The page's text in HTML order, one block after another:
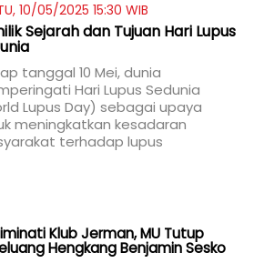
10/05/2025 15:30 WIB
Sejarah dan Tujuan Hari Lupus
tanggal 10 Mei, dunia
Hari Lupus Sedunia
Lupus Day) sebagai upaya
meningkatkan kesadaran
terhadap lupus
Klub Jerman, MU Tutup
Hengkang Benjamin Sesko